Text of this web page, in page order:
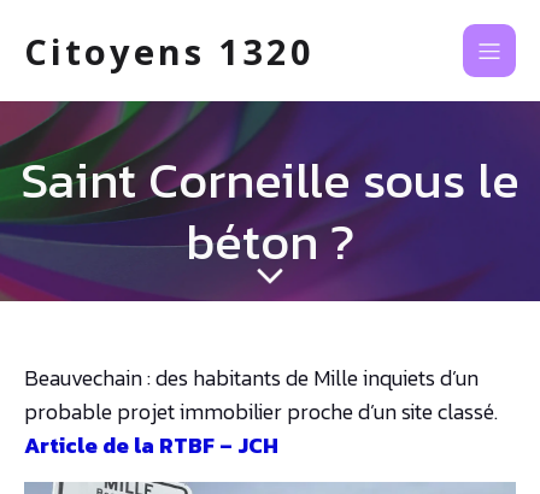
Citoyens 1320
Saint Corneille sous le
béton ?
Beauvechain : des habitants de Mille inquiets d’un
probable projet immobilier proche d’un site classé.
Article de la RTBF – JCH